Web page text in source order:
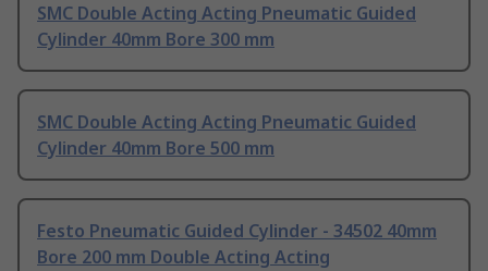
SMC Double Acting Acting Pneumatic Guided
Cylinder 40mm Bore 300 mm
SMC Double Acting Acting Pneumatic Guided
Cylinder 40mm Bore 500 mm
Festo Pneumatic Guided Cylinder - 34502 40mm
Bore 200 mm Double Acting Acting